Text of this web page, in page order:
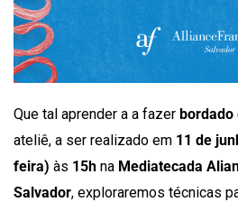
Que tal aprender a a fazer bordado
ateliê, a ser realizado em 11 de
feira) às 15h na Mediatecada
Salvador, exploraremos técnicas